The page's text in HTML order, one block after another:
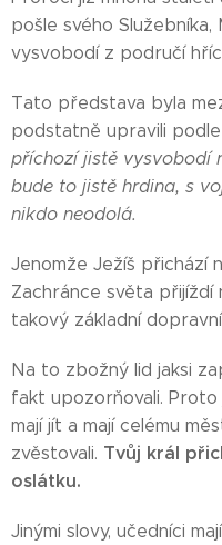
pošle svého
vysvobodí z područí
Tato představa byla
podstatně upravili
příchozí jistě vysvobodí
bude to jistě hrdina, s
nikdo neodolá.
Jenomže Ježíš přichází
Zachránce světa přijíždí
takový základní
Na to zbožný lid jaksi
fakt upozorňovali.
mají jít a mají celému
zvěstovali. Tvůj král
oslátku.
Jinými slovy, učedníci